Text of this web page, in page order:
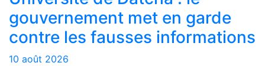
gouvernement met en garde
contre les fausses informations
10 août 2026